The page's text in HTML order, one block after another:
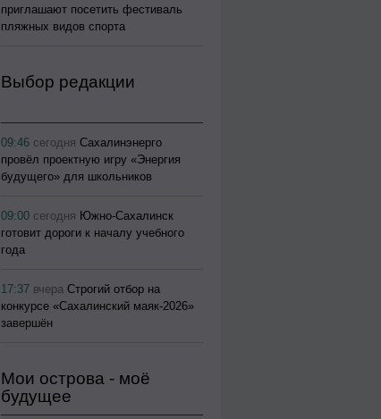
приглашают посетить фестиваль
пляжных видов спорта
Выбор редакции
09:46 сегодня Сахалинэнерго
провёл проектную игру «Энергия
будущего» для школьников
09:00 сегодня Южно-Сахалинск
готовит дороги к началу учебного
года
17:37 вчера Строгий отбор на
конкурсе «Сахалинский маяк‑2026»
завершён
Мои острова - моё
будущее